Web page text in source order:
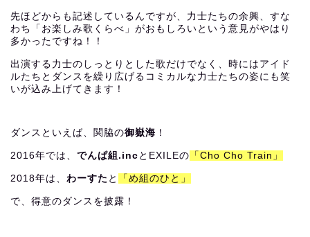
先ほどからも記述しているんですが、力士たちの余興、すな
わち「お楽しみ歌くらべ」がおもしろいという意見がやはり
多かったですね！！
出演する力士のしっとりとした歌だけでなく、時にはアイド
ルたちとダンスを繰り広げるコミカルな力士たちの姿にも笑
いが込み上げてきます！
ダンスといえば、関脇の御嶽海 ！
2016年では、 でんぱ組.inc とEXILEの 「 Cho Cho Train 」
2018年は、 わーすた と 「 め組のひと 」
で、得意のダンスを披露！